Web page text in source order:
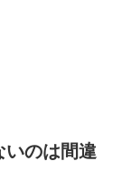
いのは間違